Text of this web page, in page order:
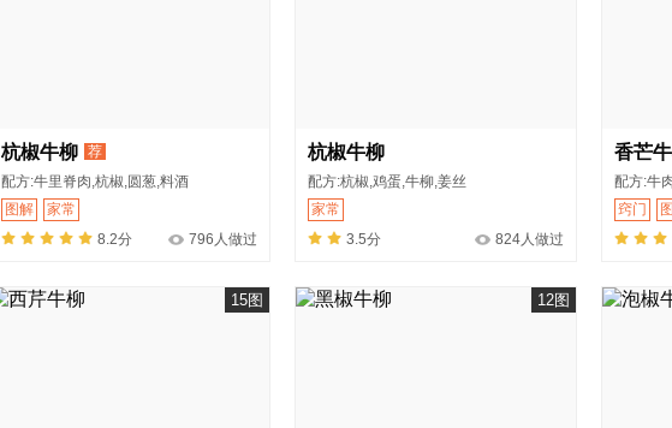
杭椒牛柳 荐
配方:牛里脊肉,杭椒,圆葱,料酒
图解
家常
8.2分
796人做过
杭椒牛柳
配方:杭椒,鸡蛋,牛柳,姜丝
家常
3.5分
824人做过
香芒
配方:牛
窍门
15图 12图